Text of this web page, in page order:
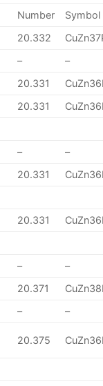
Number
Symbol
20.332
–
–
20.331
20.331
–
–
20.331
20.331
–
–
20.371
– –
20.375